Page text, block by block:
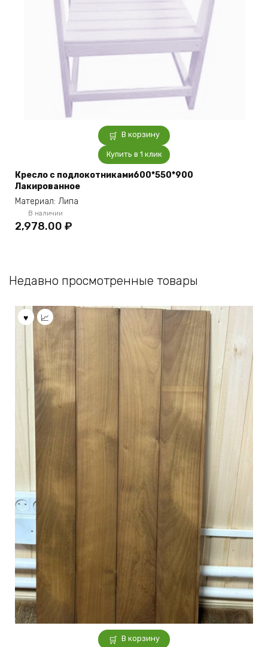
В корзину
Купить в 1 клик
Кресло с подлокотниками600*550*900
Лакированное
Материал: Липа
В наличии
2,978.00 ₽
Недавно просмотренные товары
В корзину